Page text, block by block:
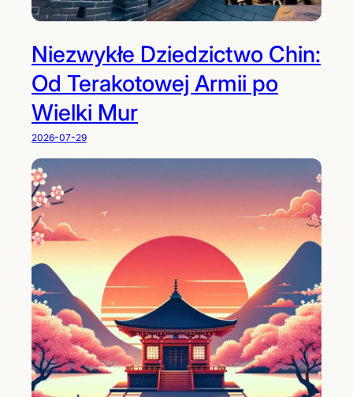
Niezwykłe Dziedzictwo Chin:
Od Terakotowej Armii po
Wielki Mur
2026-07-29